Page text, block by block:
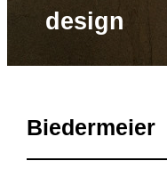
design
Biedermeier